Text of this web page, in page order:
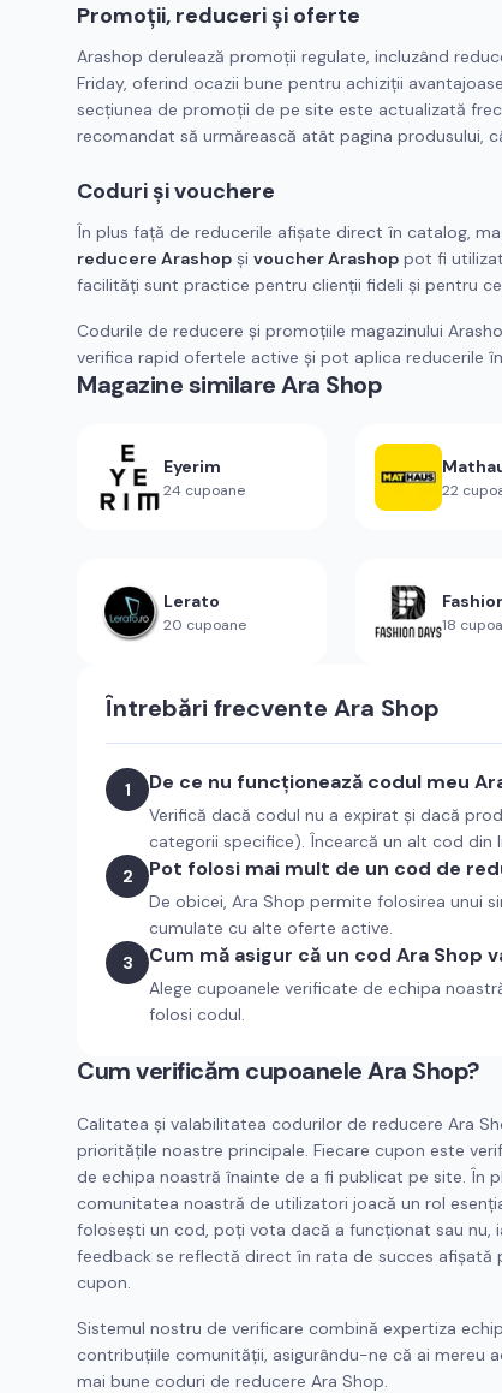
Promoții, reduceri și oferte
Arashop derulează promoții regulate, incluzând
Friday, oferind ocazii bune pentru achiziții
secțiunea de promoții de pe site este actualizată
recomandat să urmărească atât pagina produsului,
Coduri și vouchere
În plus față de reducerile afișate direct în catalog,
reducere Arashop și voucher Arashop pot fi
facilități sunt practice pentru clienții fideli și pentru
Codurile de reducere și promoțiile magazinului
verifica rapid ofertele active și pot aplica reducerile
Magazine similareAra Shop
Eyerim
24 cupoane 22
Lerato
20 cupoane 18
Întrebări frecvente Ara Shop
1 De ce nu funcționează codul meu
Verifică dacă codul nu a expirat și dacă
categorii specifice). Încearcă un alt cod din
2
Pot folosi mai mult de un cod de
De obicei, Ara Shop permite folosirea unui
cumulate cu alte oferte active.
3
Cum mă asigur că un cod Ara Shop
Alege cupoanele verificate de echipa
folosi codul.
Cum verificăm cupoaneleAra Shop?
Calitatea și valabilitatea codurilor de reducere Ara
prioritățile noastre principale. Fiecare cupon este
de echipa noastră înainte de a fi publicat pe site. În
comunitatea noastră de utilizatori joacă un rol
folosești un cod, poți vota dacă a funcționat sau nu,
feedback se reflectă direct în rata de succes afișată
cupon.
Sistemul nostru de verificare combină expertiza
contribuțiile comunității, asigurându-ne că ai mereu
mai bune coduri de reducere Ara Shop.